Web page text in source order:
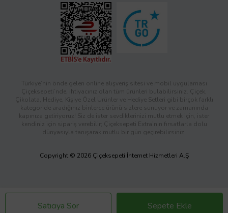
Satıcıya Sor Sepete Ekle
Türkiye’nin önde gelen online alışveriş sitesi ve mobil uygulaması
Çiçeksepeti’nde, ihtiyacınız olan tüm ürünleri bulabilirsiniz. Çiçek,
Çikolata, Hediye, Kişiye Özel Ürünler ve Hediye Setleri gibi birçok farklı
kategoride aradığınız binlerce ürünü sizlere sunuyor ve zamanında
kapınıza getiriyoruz! Siz de ister sevdiklerinizi mutlu etmek için, ister
kendiniz için sipariş verebilir; Çiçeksepeti Extra’nın fırsatlarla dolu
dünyasıyla tanışarak mutlu bir gün geçirebilirsiniz.
Copyright © 2026 Çiçeksepeti İnternet Hizmetleri A.Ş